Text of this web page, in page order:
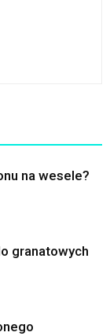
na wesele?
granatowych